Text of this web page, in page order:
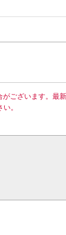
ございます。最
。